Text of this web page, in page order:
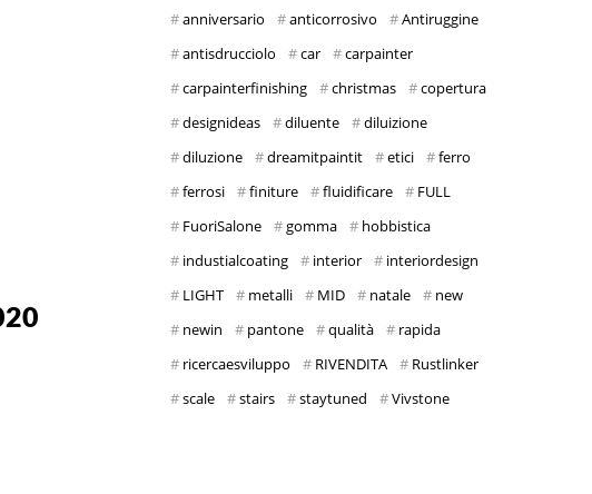
anniversario
anticorrosivo
Antiruggine
antisdrucciolo
car
carpainter
carpainterfinishing
christmas
copertura
designideas
diluente
diluizione
diluzione
dreamitpaintit etici
ferro
ferrosi
finiture fluidificare
FULL
FuoriSalone
gomma
hobbistica
industialcoating
interior
interiordesign
LIGHT
metalli MID natale
new
newin
pantone qualità
rapida
ricercaesviluppo
RIVENDITA
Rustlinker
scale
stairs staytuned Vivstone